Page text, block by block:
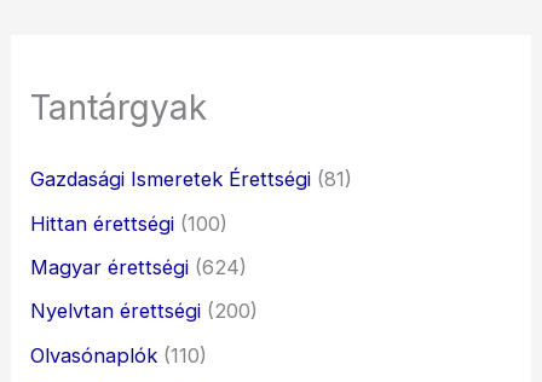
Tantárgyak
Gazdasági Ismeretek Érettségi (81)
Hittan érettségi (100)
Magyar érettségi (624)
Nyelvtan érettségi (200)
Olvasónaplók (110)